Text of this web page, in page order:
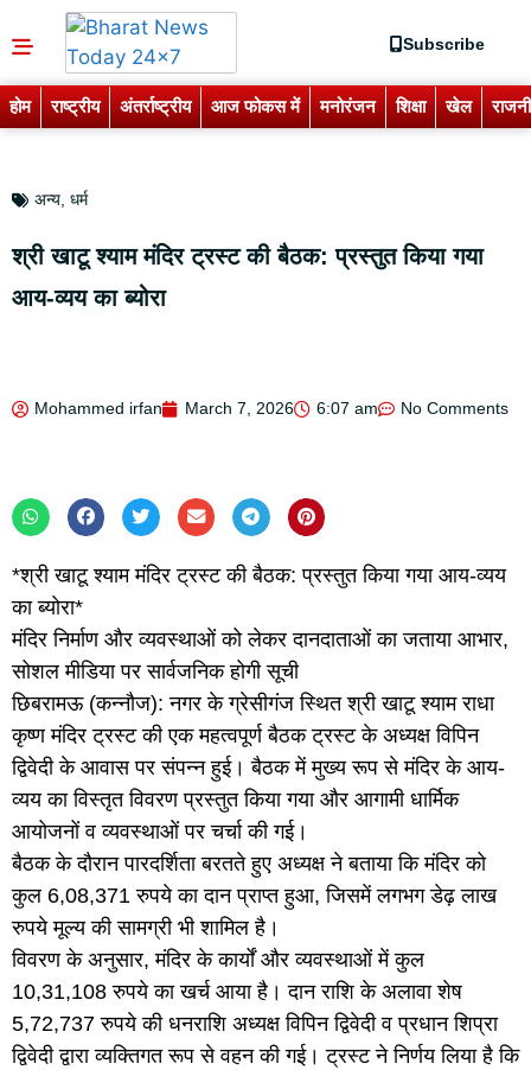
Subscribe
होम राष्ट्रीय अंतर्राष्ट्रीय आज फोकस में मनोरंजन शिक्षा खेल
अन्य धर्म
श्री खाटू श्याम मंदिर ट्रस्ट की बैठक: प्रस्तुत किया गया
आय-व्यय का ब्योरा
Mohammed irfan March 7, 2026 6:07 am No Comments
*श्री खाटू श्याम मंदिर ट्रस्ट की बैठक: प्रस्तुत किया गया आय-व्यय
का ब्योरा*
मंदिर निर्माण और व्यवस्थाओं को लेकर दानदाताओं का जताया आभार,
सोशल मीडिया पर सार्वजनिक होगी सूची
छिबरामऊ (कन्नौज): नगर के ग्रेसीगंज स्थित श्री खाटू श्याम राधा
कृष्ण मंदिर ट्रस्ट की एक महत्वपूर्ण बैठक ट्रस्ट के अध्यक्ष विपिन
द्विवेदी के आवास पर संपन्न हुई। बैठक में मुख्य रूप से मंदिर के आय-
व्यय का विस्तृत विवरण प्रस्तुत किया गया और आगामी धार्मिक
आयोजनों व व्यवस्थाओं पर चर्चा की गई।
बैठक के दौरान पारदर्शिता बरतते हुए अध्यक्ष ने बताया कि मंदिर को
कुल 6,08,371 रुपये का दान प्राप्त हुआ, जिसमें लगभग डेढ़ लाख
रुपये मूल्य की सामग्री भी शामिल है।
विवरण के अनुसार, मंदिर के कार्यों और व्यवस्थाओं में कुल
10,31,108 रुपये का खर्च आया है। दान राशि के अलावा शेष
5,72,737 रुपये की धनराशि अध्यक्ष विपिन द्विवेदी व प्रधान शिप्रा
द्विवेदी द्वारा व्यक्तिगत रूप से वहन की गई। ट्रस्ट ने निर्णय लिया है कि